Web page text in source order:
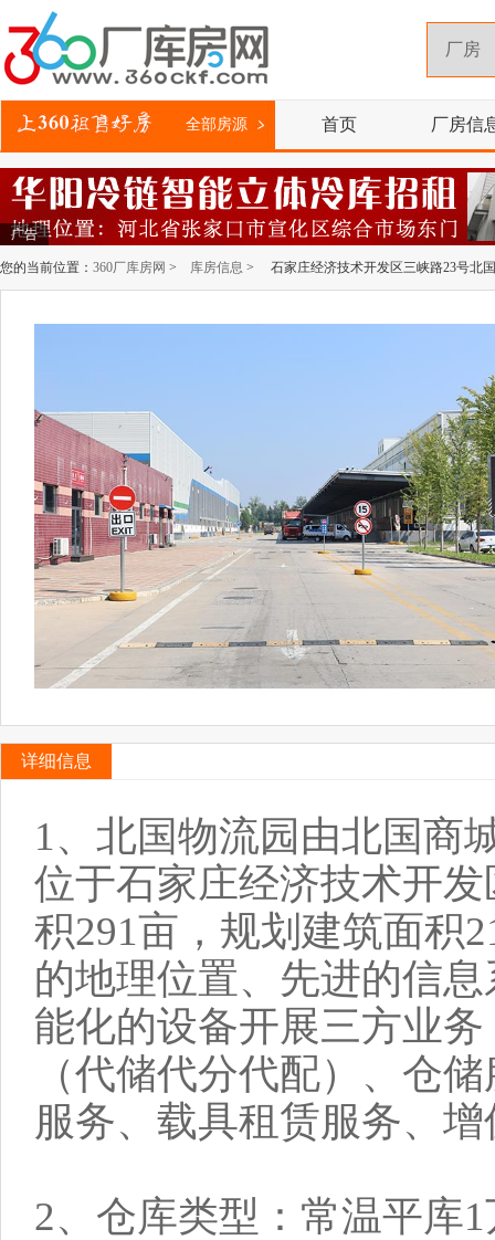
全部房源 首页 厂房信
广告
您的当前位置： 360厂库房网 > 库房信息 > 石家庄经济技术开发区三峡路23号北
详细信息
1、北国物流园由北国商
位于石家庄经济技术开
积291亩，规划建筑面积
的地理位置、先进的信
能化的设备开展三方业
（代储代分代配）、仓
服务、载具租赁服务、
2、仓库类型：常温平库